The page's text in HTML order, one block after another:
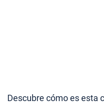
Descubre cómo es esta